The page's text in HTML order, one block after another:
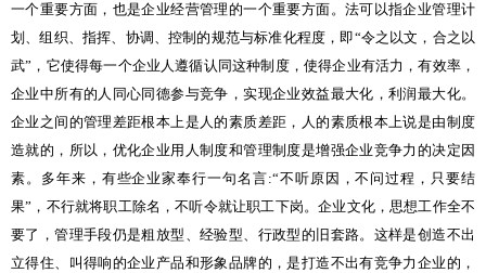
一个重要方面，也是企业经营管理的一个重要方面。法可以指企业管理计
划、组织、指挥、协调、控制的规范与标准化程度，即“令之以文，合之以
武”，它使得每一个企业人遵循认同这种制度，使得企业有活力，有效率，
企业中所有的人同心同德参与竞争，实现企业效益最大化，利润最大化。
企业之间的管理差距根本上是人的素质差距，人的素质根本上说是由制度
造就的，所以，优化企业用人制度和管理制度是增强企业竞争力的决定因
素。多年来，有些企业家奉行一句名言:“不听原因，不问过程，只要结
果”，不行就将职工除名，不听令就让职工下岗。企业文化，思想工作全不
要了，管理手段仍是粗放型、经验型、行政型的旧套路。这样是创造不出
立得住、叫得响的企业产品和形象品牌的，是打造不出有竞争力企业的，